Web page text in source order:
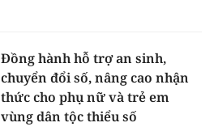
Đồng hành hỗ trợ an sinh,
chuyển đổi số, nâng cao nhận
thức cho phụ nữ và trẻ em
vùng dân tộc thiểu số